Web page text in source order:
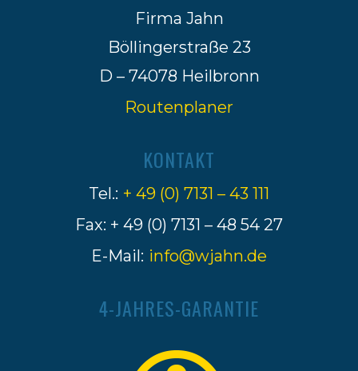
Firma Jahn
Böllingerstraße 23
D – 74078 Heilbronn
Routenplaner
KONTAKT
Tel.: + 49 (0) 7131 – 43 111
Fax: + 49 (0) 7131 – 48 54 27
E-Mail: info@wjahn.de
4-JAHRES-GARANTIE